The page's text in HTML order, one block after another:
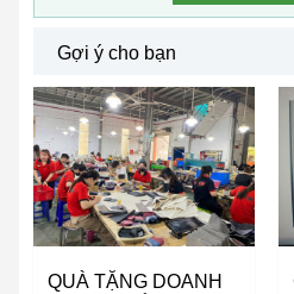
Gợi ý cho bạn
QUÀ TẶNG DOANH